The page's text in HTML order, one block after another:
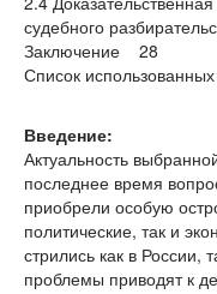
судебного
Заключение 28
Список
Введение:
Актуальность
последнее время
приобрели особую
политические, так и
стрились как в
проблемы приводят к